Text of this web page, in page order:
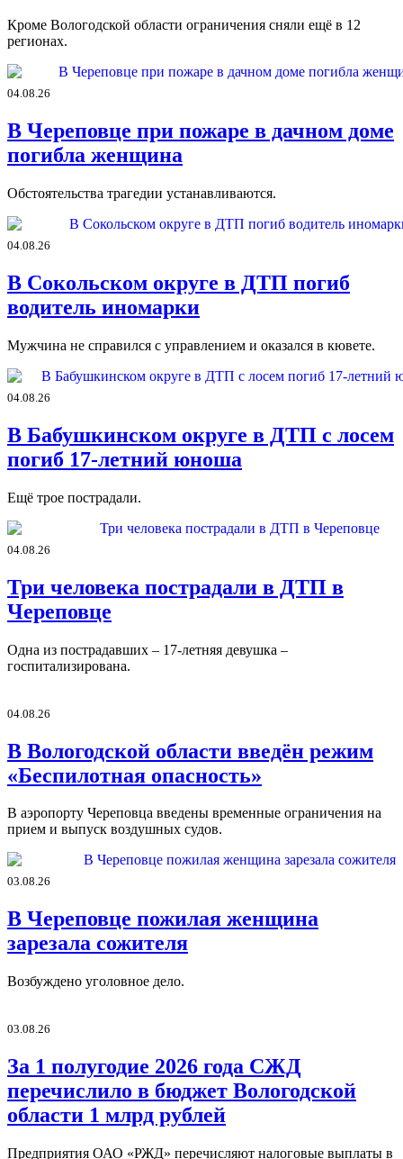
Кроме Вологодской области ограничения сняли ещё в 12
регионах.
04.08.26
В Череповце при пожаре в дачном доме
погибла женщина
Обстоятельства трагедии устанавливаются.
04.08.26
В Сокольском округе в ДТП погиб
водитель иномарки
Мужчина не справился с управлением и оказался в кювете.
04.08.26
В Бабушкинском округе в ДТП с лосем
погиб 17-летний юноша
Ещё трое пострадали.
04.08.26
Три человека пострадали в ДТП в
Череповце
Одна из пострадавших – 17-летняя девушка –
госпитализирована.
04.08.26
В Вологодской области введён режим
«Беспилотная опасность»
В аэропорту Череповца введены временные ограничения на
прием и выпуск воздушных судов.
03.08.26
В Череповце пожилая женщина
зарезала сожителя
Возбуждено уголовное дело.
03.08.26
За 1 полугодие 2026 года СЖД
перечислило в бюджет Вологодской
области 1 млрд рублей
Предприятия ОАО «РЖД» перечисляют налоговые выплаты в